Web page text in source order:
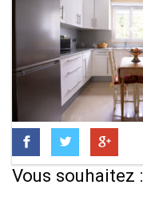
Vous souhaitez :